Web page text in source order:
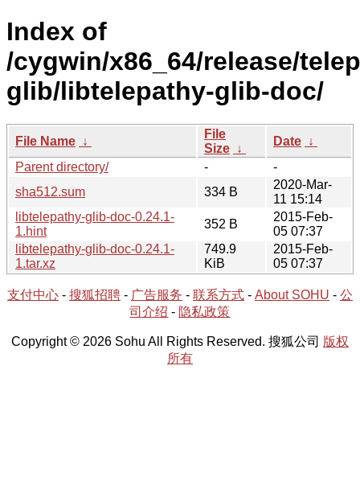
Index of
/cygwin/x86_64/release/
glib/libtelepathy-glib-doc/
File Name ↓
File
Size ↓
Date ↓
Parent directory/
-
-
sha512.sum
334 B
2020-Mar-
11 15:14
libtelepathy-glib-doc-0.24.1-
1.hint
352 B
2015-Feb-
05 07:37
libtelepathy-glib-doc-0.24.1-
1.tar.xz
749.9
KiB
2015-Feb-
05 07:37
支付中心 - 搜狐招聘 - 广告服务 - 联系方式 - About SOHU - 公
司介绍 - 隐私政策
Copyright © 2026 Sohu All Rights Reserved. 搜狐公司 版权
所有